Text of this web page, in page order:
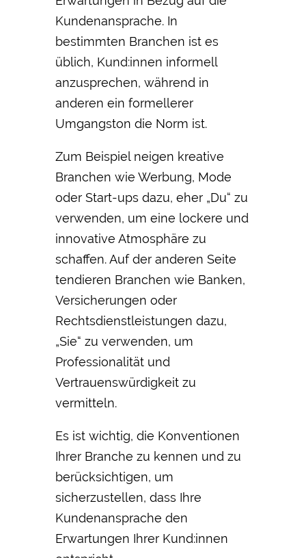
Kundenansprache. In
bestimmten Branchen ist es
üblich, Kund:innen informell
anzusprechen, während in
anderen ein formellerer
Umgangston die Norm ist.
Zum Beispiel neigen kreative
Branchen wie Werbung, Mode
oder Start-ups dazu, eher „Du“ zu
verwenden, um eine lockere und
innovative Atmosphäre zu
schaffen. Auf der anderen Seite
tendieren Branchen wie Banken,
Versicherungen oder
Rechtsdienstleistungen dazu,
„Sie“ zu verwenden, um
Professionalität und
Vertrauenswürdigkeit zu
vermitteln.
Es ist wichtig, die Konventionen
Ihrer Branche zu kennen und zu
berücksichtigen, um
sicherzustellen, dass Ihre
Kundenansprache den
Erwartungen Ihrer Kund:innen